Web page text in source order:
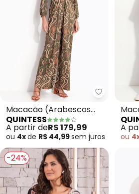
Quintess
Macacão (Arabescos
Verde) em Malha Fria
QUINTESS
A partir deR$ 179,99
ou 4xde R$ 44,99sem juros
A
ou
-24%